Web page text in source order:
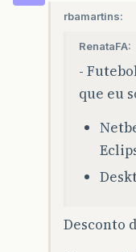
rbamartins:
RenataFA:
-
que eu
Desconto